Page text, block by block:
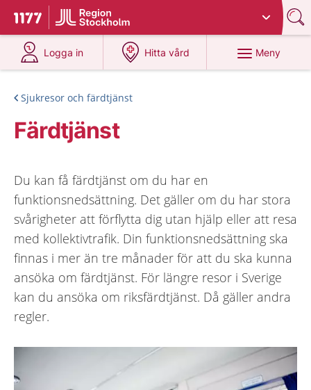
Till startsidan för 1177
Du har valt region
Logga in
på 1177.se
Hitta vård
på 1177.se
Meny
Sjukresor och färdtjänst
Färdtjänst
Du kan få färdtjänst om du har en
funktionsnedsättning. Det gäller om du har stora
svårigheter att förflytta dig utan hjälp eller att resa
med kollektivtrafik. Din funktionsnedsättning ska
finnas i mer än tre månader för att du ska kunna
ansöka om färdtjänst. För längre resor i Sverige
kan du ansöka om riksfärdtjänst. Då gäller andra
regler.